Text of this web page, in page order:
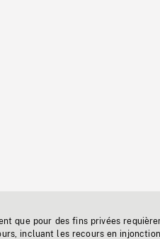
que pour des fins privées
incluant les recours en